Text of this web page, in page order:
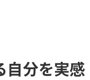
自分を実感